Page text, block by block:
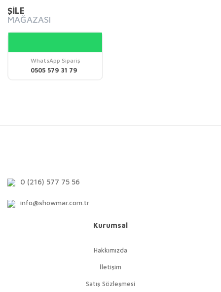
ŞİLE
MAĞAZASI
WhatsApp Sipariş
0505 579 31 79
0 (216) 577 75 56
info@showmar.com.tr
Kurumsal
Hakkımızda
İletişim
Satış Sözleşmesi